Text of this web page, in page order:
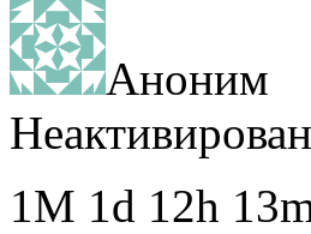
Аноним
1M 1d 12h